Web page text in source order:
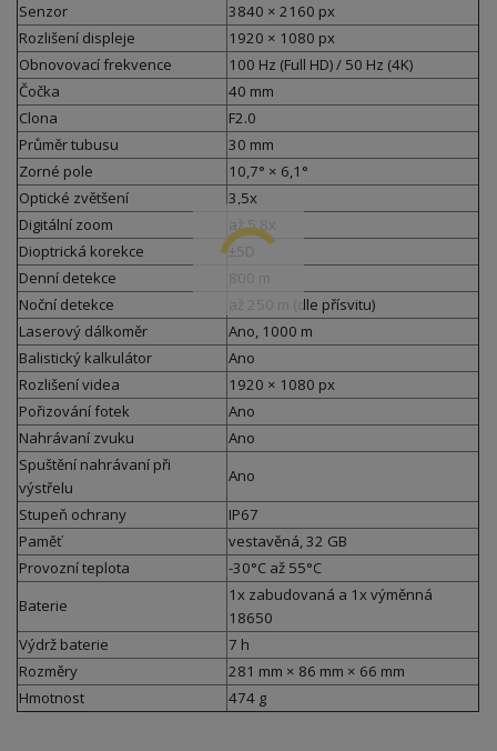
Senzor
3840 × 2160 px
Rozlišení displeje
1920 × 1080 px
Obnovovací frekvence
100 Hz (Full HD) / 50 Hz (4K)
Čočka
40 mm
Clona
F2.0
Průměr tubusu
30 mm
Zorné pole
10,7° × 6,1°
Optické zvětšení
3,5x
Digitální zoom
až 5,8x
Dioptrická korekce
±5D
Denní detekce
Noční detekce
až 250 m (dle přísvitu)
Laserový dálkoměr
Ano, 1000 m
Balistický kalkulátor
Ano
Rozlišení videa
1920 × 1080 px
Pořizování fotek
Ano
Nahrávaní zvuku
Ano
Spuštění nahrávaní při
výstřelu
Ano
Stupeň ochrany
IP67
Paměť
vestavěná, 32 GB
Provozní teplota
-30°C až 55°C
Baterie
1x zabudovaná a 1x výměnná
18650
Výdrž baterie
7 h
Rozměry
281 mm × 86 mm × 66 mm
Hmotnost
474 g